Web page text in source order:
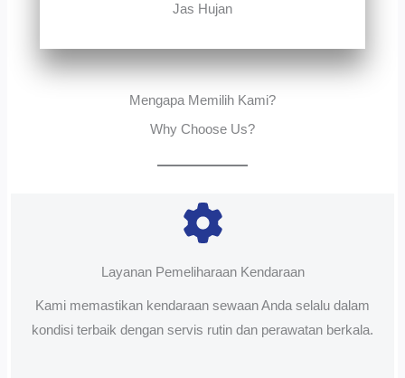
Jas Hujan
Mengapa Memilih Kami?
Why Choose Us?
Layanan Pemeliharaan Kendaraan
Kami memastikan kendaraan sewaan Anda selalu dalam
kondisi terbaik dengan servis rutin dan perawatan berkala.